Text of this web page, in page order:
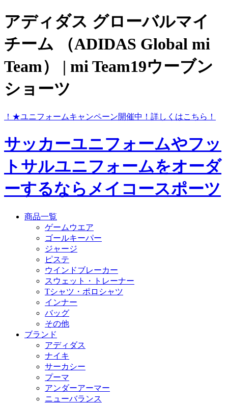
アディダス グローバルマイ
チーム （ADIDAS Global mi
Team） | mi Team19ウーブン
ショーツ
★ユニフォームキャンペーン開催中！ 詳しくはこちら！
サッカーユニフォームやフッ
トサルユニフォームをオーダ
ーするならメイコースポーツ
商品一覧
ゲームウエア
ゴールキーパー
ジャージ
ピステ
ウインドブレーカー
スウェット・トレーナー
Tシャツ・ポロシャツ
インナー
バッグ
その他
ブランド
アディダス
ナイキ
サーカシー
プーマ
アンダーアーマー
ニューバランス